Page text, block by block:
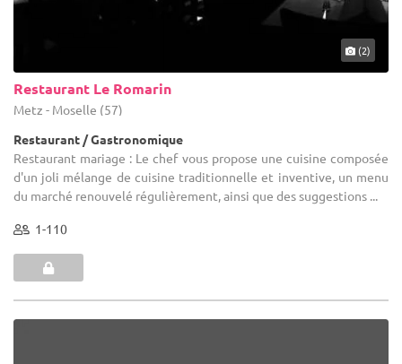
(2)
Restaurant Le Romarin
Metz - Moselle (57)
Restaurant / Gastronomique
Restaurant mariage : Le chef vous propose une cuisine composée
d'un joli mélange de cuisine traditionnelle et inventive, un menu
du marché renouvelé régulièrement, ainsi que des suggestions ...
1-110